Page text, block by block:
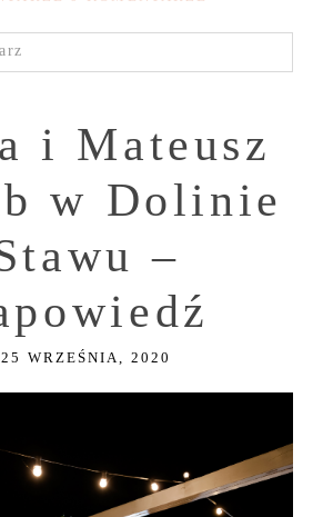
i Mateusz
w Dolinie
–
25 WRZEŚNIA, 2020